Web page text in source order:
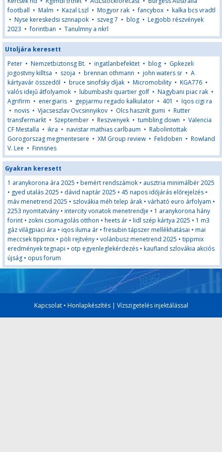
football • Malm • Kazal Lszl • Mogyor rak •fancybox • kalka bcs vradtl
• Nyse kereskedsi sznnapok • szveg 7 • blog • Legjobb részvények
2023 •forintban • Tanulmny a nkrl
Utoljára keresett
Peter • Nemzetbiztonsg Bt. • ingatlanbefektet • blog • Gpkezeli
jogostvny killtsa • szoja • brennan othmann • john waters sr • A
kártyavár összedől • bruce sinofsky díjak • Micromobility • KGA776 •
valós idejű átfolyamok • lubumbashi quartier golf • Nagybani piac rak •
Agrifirm • energiaris • gepjarmu regado kalkulator • 401 • Iqos cigi ra
• novis • Vjacseszlav Ovcsinnyikov • Olcs hasznlt gumi • Rutter
transfermarkt • Szeptember • Reszvenyek • tumbling down • Valencia
CF Mestalla • ikra • navistar mathias carlbaum • Rabolintottak
Gorogorszag megmentesere • XM Group review • Felidoben • Rowland
V. Lee • Finnsnes
Gyakran keresett
1 aranykorona ára 2025 • bemért rendszámok • ausztria minimálbér 2025
• gyed utalás 2025 • dávid naptár 2025 • 45 napos időjárás előrejelzés •
máv menetrend 2025 • szlovákia méh telep árak • várható euro árfolyam •
2253 nyomtatvány • intercity vonatok menetrendje • 1 aranykorona hány
forint • zokni csomagolás otthon • heets ár • lidl szép kártya 2025 • 1 m3
gáz világpiaci ára • iqos iluma ár •fresubin tápszer mellékhatásai • mai
meccsek tippmix • pöli rejtvény • volánbusz menetrend 2025 • tippmix
eredmények tegnapi • otp egyenleglekérdezés • kaufland szlovákia akciós
újság • opus forum
Kapcsolat• Honlapkészítés| Vízszigetelés injektálással